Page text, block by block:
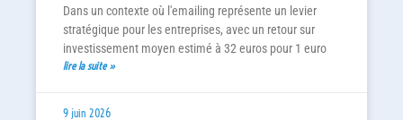
Dans un contexte où l'emailing représente un levier
stratégique pour les entreprises, avec un retour sur
investissement moyen estimé à 32 euros pour 1 euro
lire la suite »
9 juin 2026